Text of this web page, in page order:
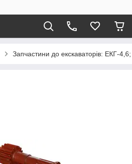
Запчастини до екскаваторів: ЕКГ-